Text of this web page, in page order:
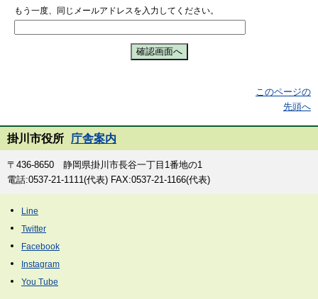
もう一度、同じメールアドレスを入力してください。
このページの
先頭へ
掛川市役所 庁舎案内
〒436-8650 静岡県掛川市長谷一丁目1番地の1
電話:0537-21-1111(代表) FAX:0537-21-1166(代表)